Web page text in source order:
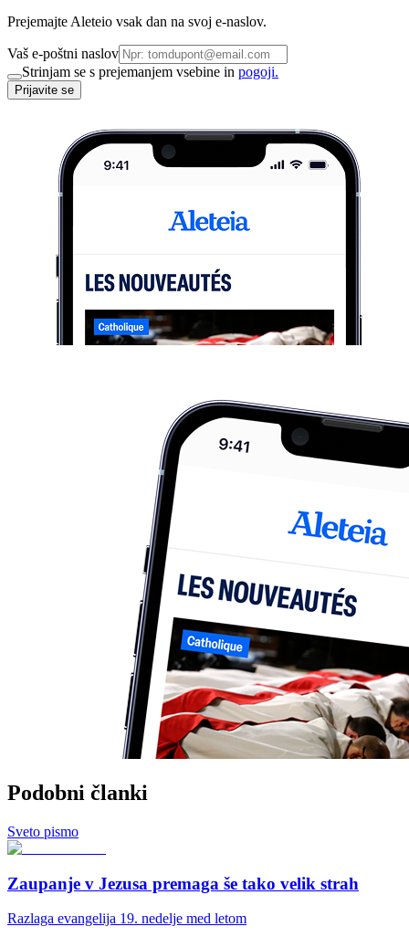
Prejemajte Aleteio vsak dan na svoj e-naslov.
Vaš e-poštni naslov
Strinjam se s prejemanjem vsebine in pogoji.
Prijavite se
Podobni članki
Sveto pismo
Zaupanje v Jezusa premaga še tako velik strah
Razlaga evangelija 19. nedelje med letom